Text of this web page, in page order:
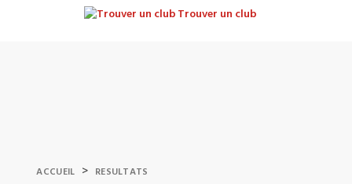
Trouver un club
ACCUEIL > RESULTATS